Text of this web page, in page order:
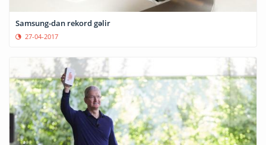
Samsung-dan rekord gəlir
27-04-2017